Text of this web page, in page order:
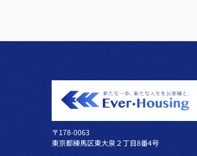
〒178-0063
東京都練馬区東大泉２丁目8番4号